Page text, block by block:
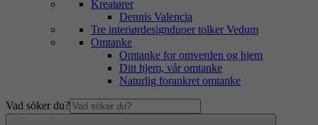
Kreatører
Dennis Valencia
Tre interiørdesignduoer tolker Vedum
Omtanke
Omtanke for omverden og hjem
Ditt hjem, vår omtanke
Naturlig forankret omtanke
Vad söker du?